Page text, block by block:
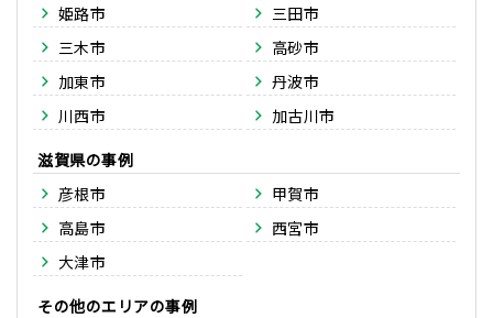
姫路市
三田市
三木市
高砂市
加東市
丹波市
川西市
加古川市
滋賀県
彦根市
甲賀市
高島市
西宮市
大津市
その他のエリア